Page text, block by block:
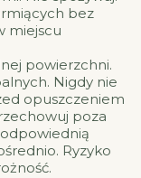
bez
miejscu
powierzchni.
Nigdy nie
opuszczeniem
poza
Ryzyko